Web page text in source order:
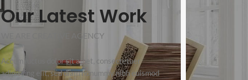
Our Latest Work
WE ARE CREATIVE AGENCY
Accum luctus dolor sit amet, consectetuer
adipiscing elit, sed diam nonummy nibh euismod